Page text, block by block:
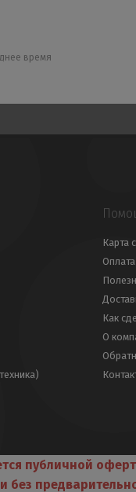
время
Карта
Оплата
Как
О
публичной
без